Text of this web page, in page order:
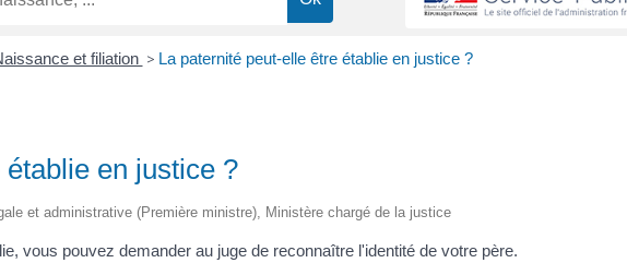
et filiation > La paternité peut-elle être établie en justice ?
en justice ?
et administrative (Première ministre), Ministère chargé de la justice
vous pouvez demander au juge de reconnaître l'identité de votre père.